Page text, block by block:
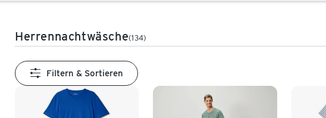
Herrennachtwäsche(134)
Filtern & Sortieren